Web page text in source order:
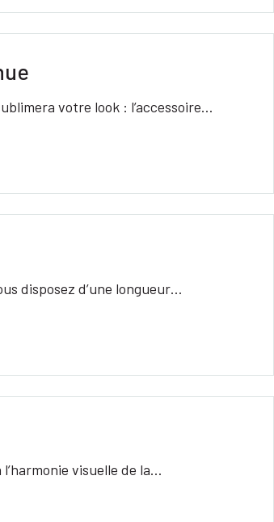
votre look : l’accessoire…
disposez d’une longueur…
visuelle de la…